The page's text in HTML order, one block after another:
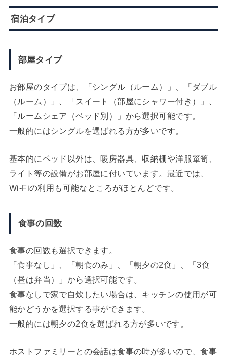
宿泊タイプ
部屋タイプ
お部屋のタイプは、「シングル（ルーム）」、「ダブル
（ルーム）」、「スイート（部屋にシャワー付き）」、
「ルームシェア（ベッド別）」から選択可能です。
一般的にはシングルを選ばれる方が多いです。
基本的にベッド以外は、暖房器具、収納棚や洋服箪笥、
ライト等の設備がお部屋に付いています。最近では、
Wi-Fiの利用も可能なところがほとんどです。
食事の回数
食事の回数も選択できます。
「食事なし」、「朝食のみ」、「朝夕の2食」、「3食
（昼は弁当）」から選択可能です。
食事なしで家で自炊したい場合は、キッチンの使用が可
能かどうかを選択する事ができます。
一般的には朝夕の2食を選ばれる方が多いです。
ホストファミリーとの会話は食事の時が多いので、食事